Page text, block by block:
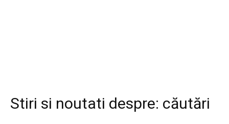
Stiri si noutati despre: căutări